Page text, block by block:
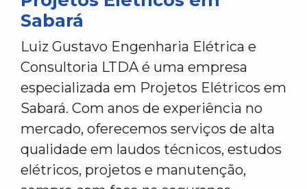
Sabará
Luiz Gustavo Engenharia Elétrica e
Consultoria LTDA é uma empresa
especializada em Projetos Elétricos em
Sabará. Com anos de experiência no
mercado, oferecemos serviços de alta
qualidade em laudos técnicos, estudos
elétricos, projetos e manutenção,